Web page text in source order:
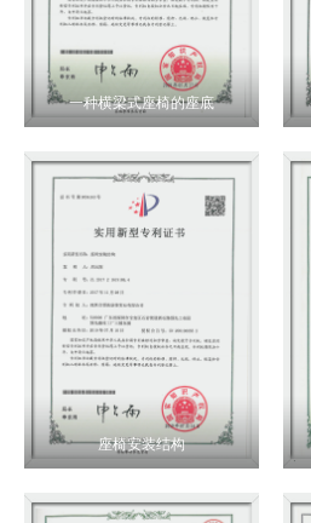
一种横梁式座椅的座底
座椅安装结构